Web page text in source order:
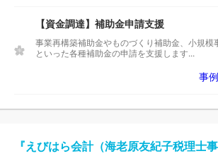
【資金調達】補助金申請支援
事業再構築補助金やものづくり補助金、小規模
といった各種補助金の申請を支援します...
事
『えびはら会計（海老原友紀子税理士事